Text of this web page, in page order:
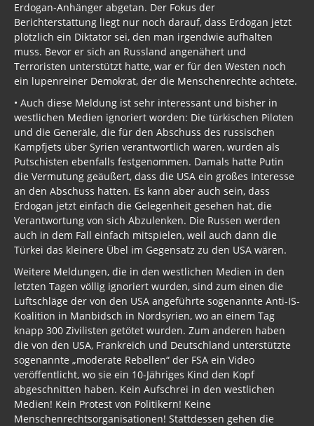
Erdogan-Anhänger abgetan. Der Fokus der
Berichterstattung liegt nur noch darauf, dass Erdogan jetzt
plötzlich ein Diktator sei, den man irgendwie aufhalten
muss. Bevor er sich an Russland angenähert und
Terroristen unterstützt hatte, war er für den Westen noch
ein lupenreiner Demokrat, der die Menschenrechte achtete.
• Auch diese Meldung ist sehr interessant und bisher in
westlichen Medien ignoriert worden: Die türkischen Piloten
und die Generäle, die für den Abschuss des russischen
Kampfjets über Syrien verantwortlich waren, wurden als
Putschisten ebenfalls festgenommen. Damals hatte Putin
die Vermutung geäußert, dass die USA ein großes Interesse
an den Abschuss hatten. Es kann aber auch sein, dass
Erdogan jetzt einfach die Gelegenheit gesehen hat, die
Verantwortung von sich Abzulenken. Die Russen werden
auch in dem Fall einfach mitspielen, weil auch dann die
Türkei das kleinere Übel im Gegensatz zu den USA wären.
Weitere Meldungen, die in den westlichen Medien in den
letzten Tagen völlig ignoriert wurden, sind zum einen die
Luftschläge der von den USA angeführte sogenannte Anti-IS-
Koalition in Manbidsch in Nordsyrien, wo an einem Tag
knapp 300 Zivilisten getötet wurden. Zum anderen haben
die von den USA, Frankreich und Deutschland unterstützte
sogenannte „moderate Rebellen“ der FSA ein Video
veröffentlicht, wo sie ein 10-Jähriges Kind den Kopf
abgeschnitten haben. Kein Aufschrei in den westlichen
Medien! Kein Protest von Politikern! Keine
Menschenrechtsorganisationen! Stattdessen gehen die